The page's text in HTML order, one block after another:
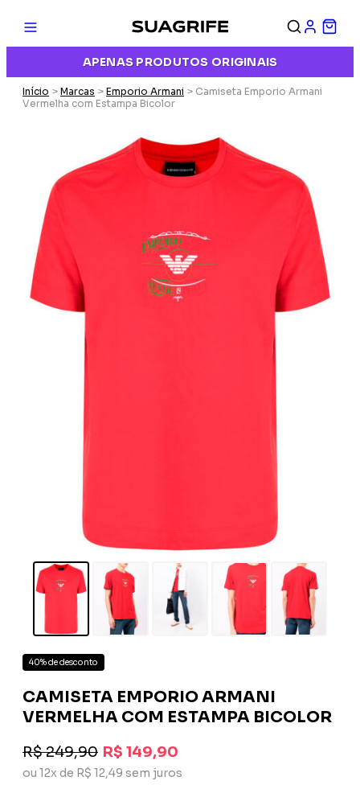
APENAS PRODUTOS ORIGINAIS
Início > Marcas > Emporio Armani > Camiseta Emporio Armani
Vermelha com Estampa Bicolor
40% de desconto
CAMISETA EMPORIO ARMANI
VERMELHA COM ESTAMPA BICOLOR
R$ 249,90 R$ 149,90
ou 12x de R$ 12,49 sem juros